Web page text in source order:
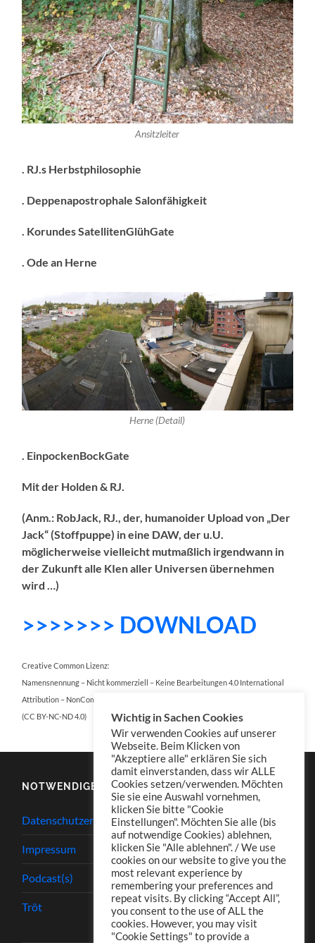
Ansitzleiter
. RJ.s Herbstphilosophie
. Deppenapostrophale Salonfähigkeit
. Korundes SatellitenGlühGate
. Ode an Herne
Herne (Detail)
. EinpockenBockGate
Mit der Holden & RJ.
(Anm.: RobJack, RJ., der, humanoider Upload von „Der
Jack“ (Stoffpuppe) in eine DAW, der u.U.
möglicherweise vielleicht mutmaßlich irgendwann in
der Zukunft alle KIen aller Universen übernehmen
wird …)
>>>>>>> DOWNLOAD
Creative Common Lizenz:
Namensnennung – Nicht kommerziell – Keine Bearbeitungen 4.0 International
Attribution – NonCommercial – NoDerivatives 4.0 International
(CC BY-NC-ND 4.0)
NOTWENDIGES
Datenschutzerklärung
Impressum
Podcast(s)
Tröt
Wichtig in Sachen Cookies
Wir verwenden Cookies auf unserer
Webseite. Beim Klicken von
"Akzeptiere alle" erklären Sie sich
damit einverstanden, dass wir ALLE
Cookies setzen/verwenden. Möchten
Sie sie eine Auswahl vornehmen,
klicken Sie bitte "Cookie
Einstellungen". Möchten Sie alle (bis
auf notwendige Cookies) ablehnen,
klicken Sie "Alle ablehnen". / We use
cookies on our website to give you the
most relevant experience by
remembering your preferences and
repeat visits. By clicking “Accept All”,
you consent to the use of ALL the
cookies. However, you may visit
"Cookie Settings" to provide a